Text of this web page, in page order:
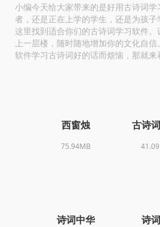
小编今天给大家带来的是好用古诗词
者，还是正在上学的学生，还是为孩
这里找到适合你们的古诗词学习软件
上一层楼，随时随地增加你的文化自
软件学习古诗词好的话而烦恼，那就来
西窗烛
75.94MB
古诗
诗词中华 诗